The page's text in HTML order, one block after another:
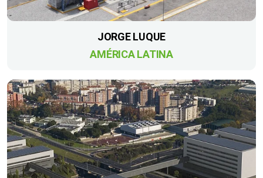
JORGE LUQUE
AMÉRICA LATINA